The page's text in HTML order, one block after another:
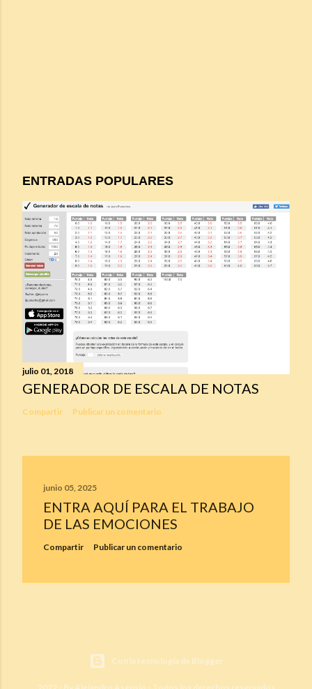
ENTRADAS POPULARES
julio 01, 2018
GENERADOR DE ESCALA DE NOTAS
Compartir Publicar un comentario
junio 05, 2025
ENTRA AQUÍ PARA EL TRABAJO
DE LAS EMOCIONES
Compartir Publicar un comentario
Con la tecnología de Blogger